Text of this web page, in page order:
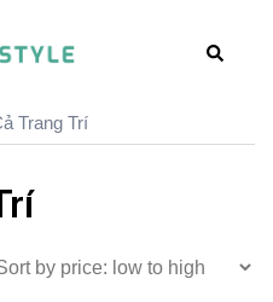
Search
Trang Trí